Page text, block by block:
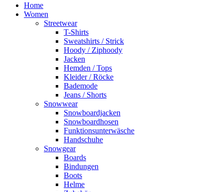
Home
Women
Streetwear
T-Shirts
Sweatshirts / Strick
Hoody / Ziphoody
Jacken
Hemden / Tops
Kleider / Röcke
Bademode
Jeans / Shorts
Snowwear
Snowboardjacken
Snowboardhosen
Funktionsunterwäsche
Handschuhe
Snowgear
Boards
Bindungen
Boots
Helme